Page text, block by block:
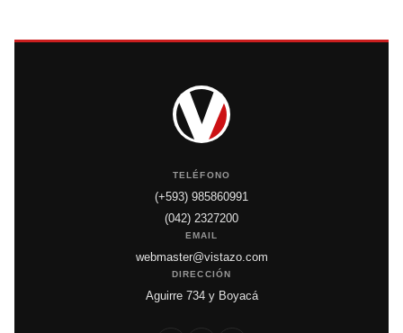
TELÉFONO
(+593) 985860991
(042) 2327200
EMAIL
webmaster@vistazo.com
DIRECCIÓN
Aguirre 734 y Boyacá